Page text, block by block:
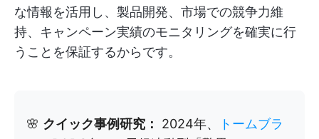
な情報を活用し、製品開発、市場での競争力維
持、キャンペーン実績のモニタリングを確実に行
うことを保証するからです。
🌸 クイック事例研究： 2024年、
トームブラ